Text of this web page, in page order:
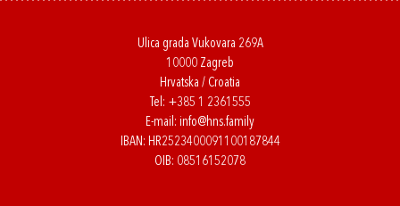
Ulica grada Vukovara 269A
10000 Zagreb
Hrvatska / Croatia
Tel: +385 1 2361555
E-mail: info@hns.family
IBAN: HR2523400091100187844
OIB: 08516152078